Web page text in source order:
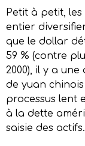
Petit à petit,
entier
que le dollar
59 % (contre
2000), il y a une
de yuan chinois
processus lent
à la dette
saisie des actifs.